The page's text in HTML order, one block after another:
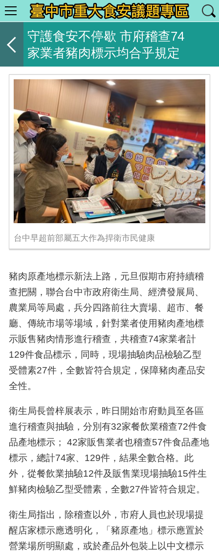
守護食安不停歇 市府稽查74
家業者豬肉標示均合乎規定
台中早超前部屬五大作為捍衛市民健康
豬肉原產地標示新法上路，元旦假期市府持續稽
查把關，聯合台中市政府衛生局、經濟發展局、
農業局等局處，兵分四路前往大賣場、超市、餐
廳、傳統市場等場域，針對業者使用豬肉產地標
示販售豬肉情形進行稽查，共稽查74家業者計
129件食品標示，同時，現場抽驗肉品檢驗乙型
受體素27件，全數皆符合規定，保障豬肉產品安
全性。
衛生局長曾梓展表示，昨日開始市府動員至各區
進行稽查與抽驗，分別有32家餐飲業稽查72件食
品產地標示； 42家販售業者也稽查57件食品產地
標示，總計74家、129件，結果全數合格。此
外，從餐飲業抽驗12件及販售業現場抽驗15件生
鮮豬肉檢驗乙型受體素，全數27件皆符合規定。
衛生局指出，除稽查以外，市府人員也於現場提
醒店家標示應透明化，「豬原產地」標示應置於
營業場所明顯處，或於產品外包裝上以中文標示